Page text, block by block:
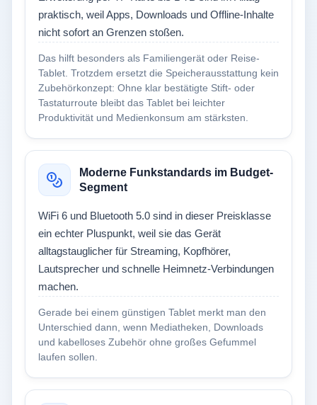
praktisch, weil Apps, Downloads und Offline-Inhalte
nicht sofort an Grenzen stoßen.
Das hilft besonders als Familiengerät oder Reise-
Tablet. Trotzdem ersetzt die Speicherausstattung kein
Zubehörkonzept: Ohne klar bestätigte Stift- oder
Tastaturroute bleibt das Tablet bei leichter
Produktivität und Medienkonsum am stärksten.
Moderne Funkstandards im Budget-
Segment
WiFi 6 und Bluetooth 5.0 sind in dieser Preisklasse
ein echter Pluspunkt, weil sie das Gerät
alltagstauglicher für Streaming, Kopfhörer,
Lautsprecher und schnelle Heimnetz-Verbindungen
machen.
Gerade bei einem günstigen Tablet merkt man den
Unterschied dann, wenn Mediatheken, Downloads
und kabelloses Zubehör ohne großes Gefummel
laufen sollen.